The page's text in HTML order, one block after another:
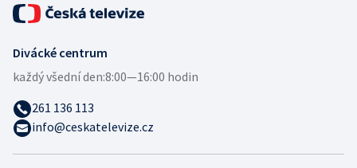
Divácké centrum
každý všední den:8:00—16:00 hodin
261 136 113
info@ceskatelevize.cz